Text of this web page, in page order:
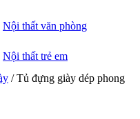
Nội thất văn phòng
Nội thất trẻ em
/ Tủ đựng giày dép phong